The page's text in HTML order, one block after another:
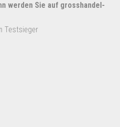
werden Sie auf grosshandel-
Testsieger